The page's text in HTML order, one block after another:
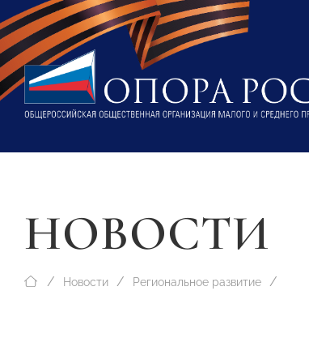
НОВОСТИ
Новости Региональное развитие